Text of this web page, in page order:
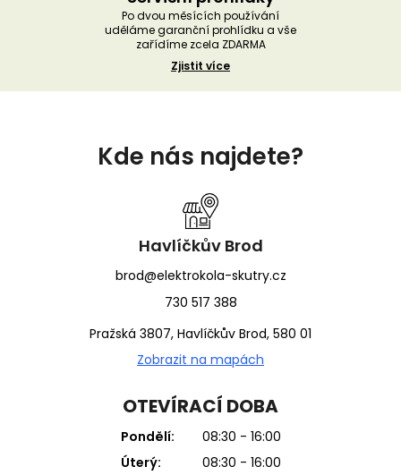
Po dvou měsících používání
uděláme garanční prohlídku a vše
zařídíme zcela ZDARMA
Zjistit více
Kde nás najdete?
Havlíčkův Brod
brod@elektrokola-skutry.cz
730 517 388
Pražská 3807, Havlíčkův Brod, 580 01
Zobrazit na mapách
OTEVÍRACÍ DOBA
Pondělí:
08:30 - 16:00
Úterý:
08:30 - 16:00